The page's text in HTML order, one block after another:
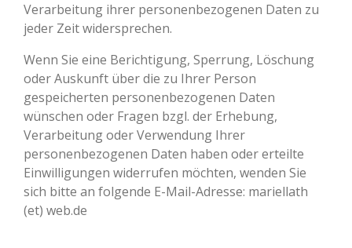
Verarbeitung ihrer personenbezogenen Daten zu
jeder Zeit widersprechen.
Wenn Sie eine Berichtigung, Sperrung, Löschung
oder Auskunft über die zu Ihrer Person
gespeicherten personenbezogenen Daten
wünschen oder Fragen bzgl. der Erhebung,
Verarbeitung oder Verwendung Ihrer
personenbezogenen Daten haben oder erteilte
Einwilligungen widerrufen möchten, wenden Sie
sich bitte an folgende E-Mail-Adresse: mariellath
(et) web.de